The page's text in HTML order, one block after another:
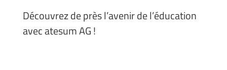
Découvrez de près l’avenir de l’éducation
avec atesum AG !